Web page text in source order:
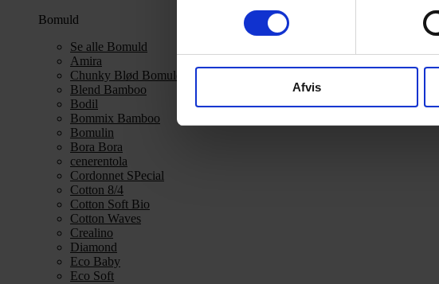
Afvis
Bomuld
Se alle Bomuld
Amira
Chunky Blød Bomuld
Blend Bamboo
Bodil
Bommix Bamboo
Bomulin
Bora Bora
cenerentola
Cordonnet SPecial
Cotton 8/4
Cotton Soft Bio
Cotton Waves
Crealino
Diamond
Eco Baby
Eco Soft